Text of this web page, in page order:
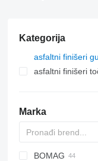
Kategorija
asfaltni finišeri
asfaltni finišeri
Marka
Titan
AFT
CS
BOMAG